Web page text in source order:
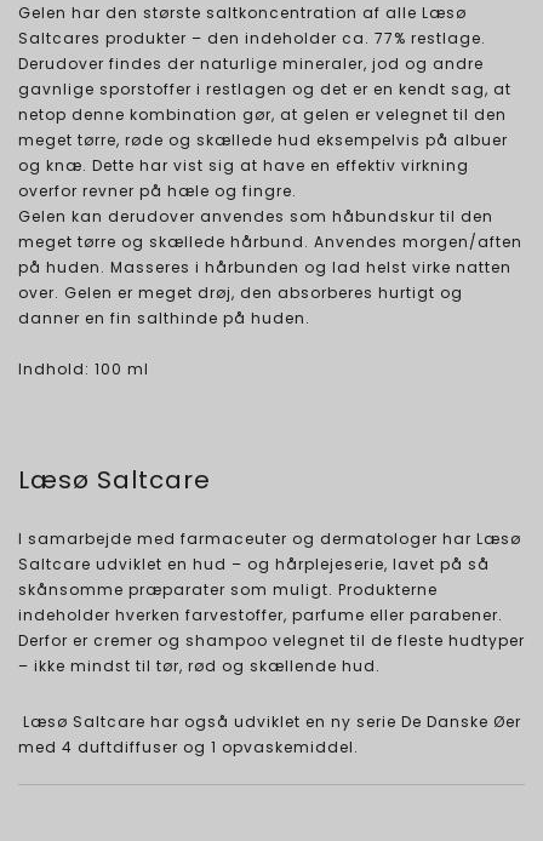
Gelen har den største saltkoncentration af alle Læsø
Saltcares produkter – den indeholder ca. 77% restlage.
Derudover findes der naturlige mineraler, jod og andre
gavnlige sporstoffer i restlagen og det er en kendt sag, at
netop denne kombination gør, at gelen er velegnet til den
meget tørre, røde og skællede hud eksempelvis på albuer
og knæ. Dette har vist sig at have en effektiv virkning
overfor revner på hæle og fingre.
Gelen kan derudover anvendes som håbundskur til den
meget tørre og skællede hårbund. Anvendes morgen/aften
på huden. Masseres i hårbunden og lad helst virke natten
over. Gelen er meget drøj, den absorberes hurtigt og
danner en fin salthinde på huden.
Indhold: 100 ml
Læsø Saltcare
I samarbejde med farmaceuter og dermatologer har Læsø
Saltcare udviklet en hud – og hårplejeserie, lavet på så
skånsomme præparater som muligt. Produkterne
indeholder hverken farvestoffer, parfume eller parabener.
Derfor er cremer og shampoo velegnet til de fleste hudtyper
– ikke mindst til tør, rød og skællende hud.
Læsø Saltcare har også udviklet en ny serie De Danske Øer
med 4 duftdiffuser og 1 opvaskemiddel.